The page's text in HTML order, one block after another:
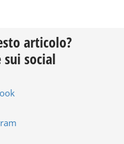
articolo?
sui social